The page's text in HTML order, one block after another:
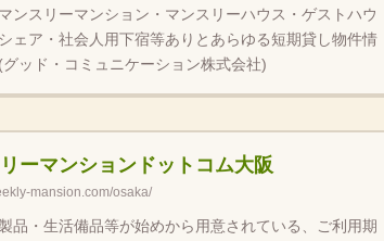
ンスリーマンション・マンスリーハウス・ゲストハウ
ェア・社会人用下宿等ありとあらゆる短期貸し物件情
ッド・コミュニケーション株式会社)
ーマンションドットコム大阪
mansion.com/osaka/
品・生活備品等が始めから用意されている、ご利用期